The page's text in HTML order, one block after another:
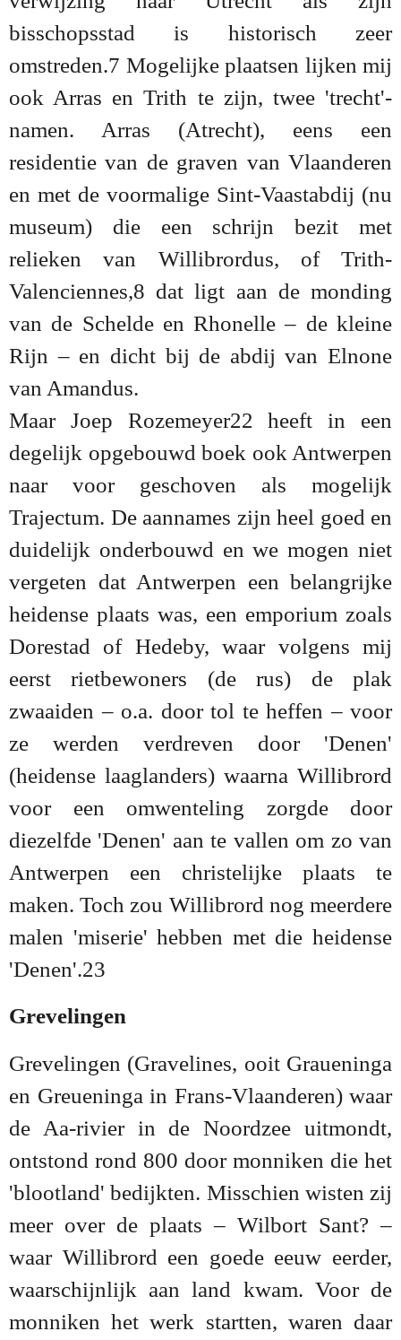
bisschopsstad is historisch zeer
omstreden.7 Mogelijke plaatsen lijken mij
ook Arras en Trith te zijn, twee 'trecht'-
namen. Arras (Atrecht), eens een
residentie van de graven van Vlaanderen
en met de voormalige Sint-Vaastabdij (nu
museum) die een schrijn bezit met
relieken van Willibrordus, of Trith-
Valenciennes,8 dat ligt aan de monding
van de Schelde en Rhonelle – de kleine
Rijn – en dicht bij de abdij van Elnone
van Amandus.
Maar Joep Rozemeyer22 heeft in een
degelijk opgebouwd boek ook Antwerpen
naar voor geschoven als mogelijk
Trajectum. De aannames zijn heel goed en
duidelijk onderbouwd en we mogen niet
vergeten dat Antwerpen een belangrijke
heidense plaats was, een emporium zoals
Dorestad of Hedeby, waar volgens mij
eerst rietbewoners (de rus) de plak
zwaaiden – o.a. door tol te heffen – voor
ze werden verdreven door 'Denen'
(heidense laaglanders) waarna Willibrord
voor een omwenteling zorgde door
diezelfde 'Denen' aan te vallen om zo van
Antwerpen een christelijke plaats te
maken. Toch zou Willibrord nog meerdere
malen 'miserie' hebben met die heidense
'Denen'.23
Grevelingen
Grevelingen (Gravelines, ooit Graueninga
en Greueninga in Frans-Vlaanderen) waar
de Aa-rivier in de Noordzee uitmondt,
ontstond rond 800 door monniken die het
'blootland' bedijkten. Misschien wisten zij
meer over de plaats – Wilbort Sant? –
waar Willibrord een goede eeuw eerder,
waarschijnlijk aan land kwam. Voor de
monniken het werk startten, waren daar